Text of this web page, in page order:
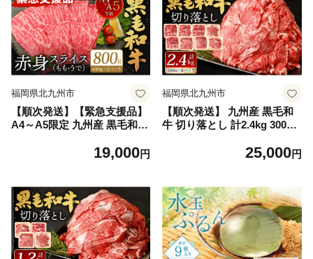
福岡県北九州市
【順次発送】【緊急支援品】
A4～A5限定 九州産 黒毛和牛
計800g 400g×2パック 数量限
19,000円
福岡県北九州市
【順次発送】 九州産 黒毛和
牛 切り落とし 計2.4kg 300g×
25,000円